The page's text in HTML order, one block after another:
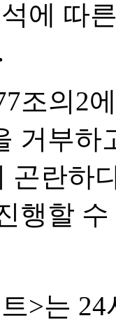
에 따
조의2
거부하
곤란하
행할 수
>는